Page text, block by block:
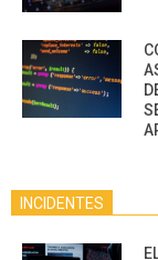
INCIDENTES